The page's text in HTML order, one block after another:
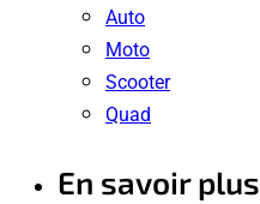
Auto
Moto
Scooter
Quad
En savoir plus